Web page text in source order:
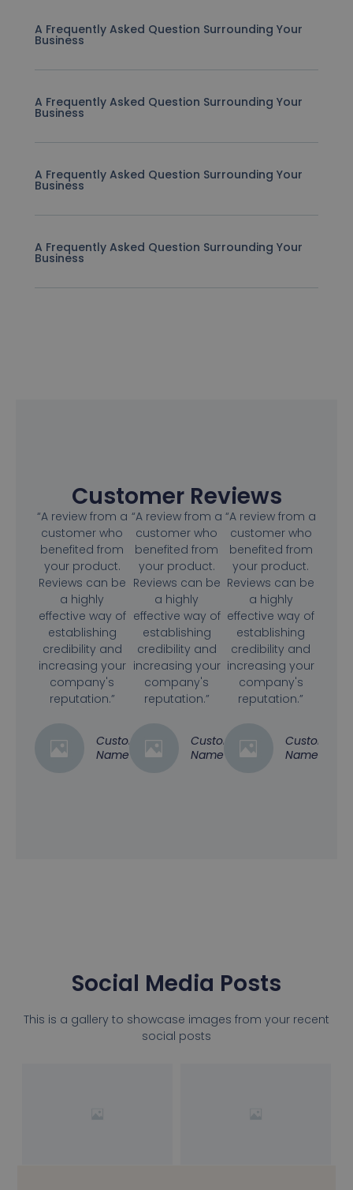
A Frequently Asked Question Surrounding Your
Business
A Frequently Asked Question Surrounding Your
Business
A Frequently Asked Question Surrounding Your
Business
A Frequently Asked Question Surrounding Your
Business
Customer Reviews
“A review from a
customer who
benefited from
your product.
Reviews can be
a highly
effective way of
establishing
credibility and
increasing your
company's
reputation.”
Customer
Name
“A review from a
customer who
benefited from
your product.
Reviews can be
a highly
effective way of
establishing
credibility and
increasing your
company's
reputation.”
Customer
Name
“A review from a
customer who
benefited from
your product.
Reviews can be
a highly
effective way of
establishing
credibility and
increasing your
company's
reputation.”
Customer
Name
Social Media Posts
This is a gallery to showcase images from your recent
social posts